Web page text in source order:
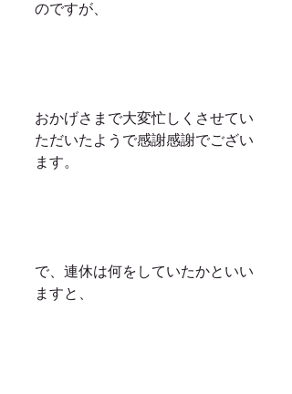
のですが、
おかげさまで大変忙しくさせてい
ただいたようで感謝感謝でござい
ます。
で、連休は何をしていたかといい
ますと、